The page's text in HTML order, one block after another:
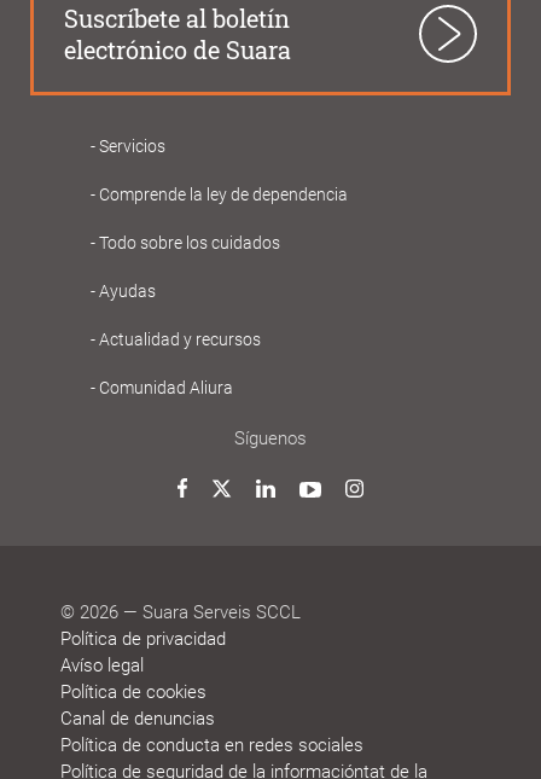
Suscríbete al boletín
electrónico de Suara
Navegació
principal
Gent
Gran
Servicios
Comprende la ley de dependencia
Todo sobre los cuidados
Ayudas
Actualidad y recursos
Comunidad Aliura
Síguenos
Facebook
TwitterLinkedInYouTubeInstagram
© 2026 — Suara Serveis SCCL
Política de privacidad
Avíso legal
Política de cookies
Canal de denuncias
Política de conducta en redes sociales
Política de seguridad de la informacióntat de la